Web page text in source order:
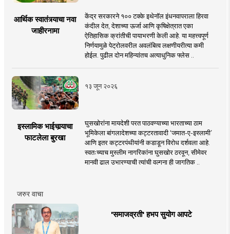
आर्थिक स्वातंत्र्याचा नवा
जाहीरनामा
केंद्र सरकारने १०० टक्के इथेनॉल इंधनवापराला हिरवा
कंदील देत, देशाच्या ऊर्जा आणि कृषिक्षेत्रात एका
ऐतिहासिक क्रांतीची पायाभरणी केली आहे. या महत्त्वपूर्ण
निर्णयामुळे पेट्रोलवरील अवलंबित्व लक्षणीयरीत्या कमी
होईल. पुढील दोन महिन्यांतच अत्याधुनिक फ्लेस ..
१३ जून २०२६
इस्लामिक भाईचार्‍याचा
फाटलेला बुरखा
घुसखोरांना मायदेशी परत पाठवण्याच्या भारताच्या ठाम
भूमिकेला बांगलादेशच्या कट्टरतावादी ‘जमात-ए-इस्लामी’
आणि इतर कट्टरपंथीयांनी कडाडून विरोध दर्शवला आहे.
स्वतःच्याच मुस्लीम नागरिकांना घुसखोर ठरवून, सीमेवर
मानवी ढाल उभारण्याची त्यांची वल्गना ही जागतिक ..
जरुर वाचा
'समाजव्रती' हभप सुयोग आपटे